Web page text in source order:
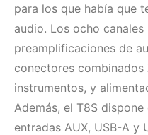
para los que había que
audio. Los ocho
preamplificaciones de
conectores combinados
instrumentos, y
Además, el T8S
entradas AUX, USB-A y